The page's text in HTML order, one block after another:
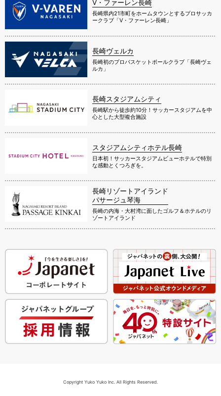
V・ファーレン長崎
長崎県内21市町をホームタウンとするプロサッカ
ークラブ「V・ファーレン長崎」
長崎ヴェルカ
長崎初のプロバスケットボールクラブ「長崎ヴェ
ルカ」
長崎スタジアムシティ
長崎駅から徒歩約10分！サッカースタジアムを中
心とした大型複合施設
スタジアムシティホテル長崎
日本初！サッカースタジアムビューホテルで特別
な感動とくつろぎを。
長崎リゾートアイランド
パサージュ琴海
長崎の内海・大村湾に面したゴルフ＆ホテルのリ
ゾートアイランド
Copyright Yuko Yuko Inc. All Rights Reserved.